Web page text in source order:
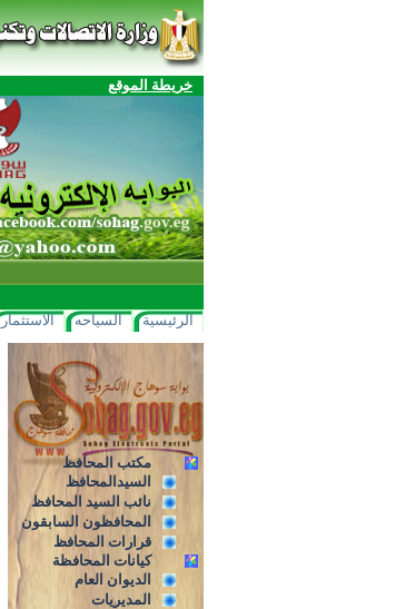
خريطة الموقع
الرئيسية السياحه الاستثمار
مكتب المحافظ
السيدالمحافظ
نائب السيد المحافظ
المحافظون السابقون
قرارات المحافظ
كيانات المحافظة
الديوان العام
المديريات